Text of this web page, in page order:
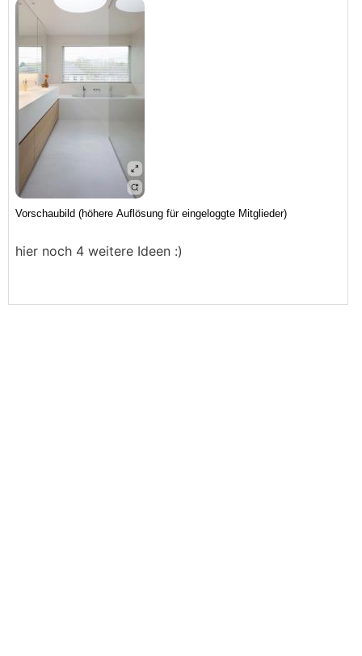
hier noch 4 weitere Ideen :)